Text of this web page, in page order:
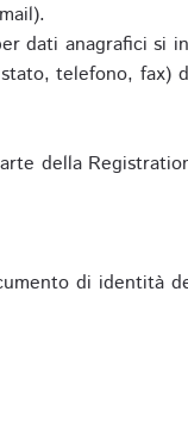
dati anagrafici si
telefono, fax)
della
di identità